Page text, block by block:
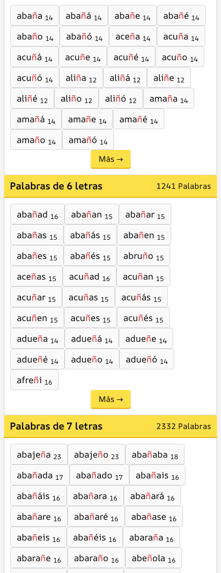
abaña 14 abañá 14 abañe 14 abañé 14
abaño 14 abañó 14 aceña 14 acuña 14
acuñá 14 acuñe 14 acuñé 14 acuño 14
acuñó 14 aliña 12 aliñá 12 aliñe 12
aliñé 12 aliño 12 aliñó 12 amaña 14
amañá 14 amañe 14 amañé 14
amaño 14 amañó 14
Más →
Palabras de 6 letras 1241 Palabras
abañad 16 abañan 15 abañar 15
abañas 15 abañás 15 abañen 15
abañes 15 abañés 15 abruño 15
aceñas 15 acuñad 16 acuñan 15
acuñar 15 acuñas 15 acuñás 15
acuñen 15 acuñes 15 acuñés 15
adueña 14 adueñá 14 adueñe 14
adueñé 14 adueño 14 adueñó 14
afreñi 16
Más →
Palabras de 7 letras 2332 Palabras
abajeña 23 abajeño 23 abañaba 18
abañada 17 abañado 17 abañais 16
abañáis 16 abañara 16 abañará 16
abañare 16 abañaré 16 abañase 16
abañeis 16 abañéis 16 abaraña 16
abarañe 16 abaraño 16 abeñola 16